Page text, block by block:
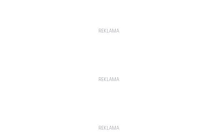
REKLAMA
REKLAMA
REKLAMA